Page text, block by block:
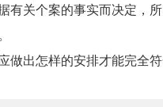
有关个案的事实而决定，
做出怎样的安排才能完全